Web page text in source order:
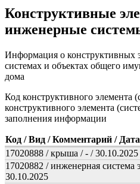
Конструктивные
инженерные
Информация о конструктивных
системах и объектах общего
дома
Код конструктивного элемента
конструктивного элемента
заполнения информации
Код / Вид / Комментарий / Дата
17020888 / крыша / - / 30.10.2025
17020882 / инженерная система
30.10.2025